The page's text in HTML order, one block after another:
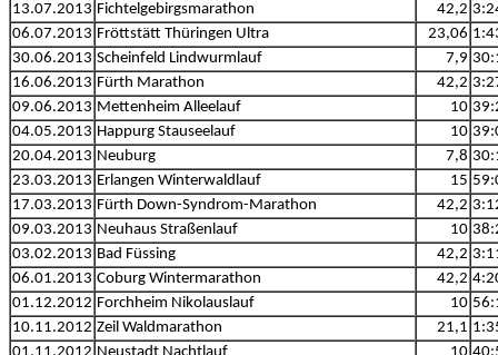
13.07.2013 Fichtelgebirgsmarathon 42,2
06.07.2013 Fröttstätt Thüringen Ultra 23,06
30.06.2013 Scheinfeld Lindwurmlauf 7,9
16.06.2013 Fürth Marathon 42,2
09.06.2013 Mettenheim Alleelauf 10
04.05.2013 Happurg Stauseelauf 10
20.04.2013 Neuburg 7,8
23.03.2013 Erlangen Winterwaldlauf 15
17.03.2013 Fürth Down-Syndrom-Marathon 42,2
09.03.2013 Neuhaus Straßenlauf 10
03.02.2013 Bad Füssing 42,2
06.01.2013 Coburg Wintermarathon 42,2
01.12.2012 Forchheim Nikolauslauf 10
10.11.2012 Zeil Waldmarathon 21,1